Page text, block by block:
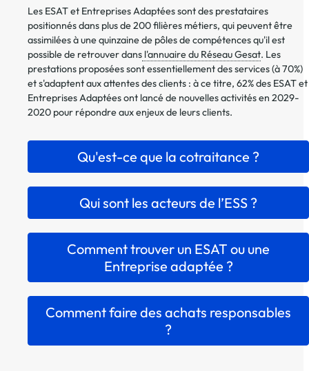
Les ESAT et Entreprises Adaptées sont des prestataires
positionnés dans plus de 200 filières métiers, qui peuvent être
assimilées à une quinzaine de pôles de compétences qu'il est
possible de retrouver dans l'annuaire du Réseau Gesat. Les
prestations proposées sont essentiellement des services (à 70%)
et s'adaptent aux attentes des clients : à ce titre, 62% des ESAT et
Entreprises Adaptées ont lancé de nouvelles activités en 2029-
2020 pour répondre aux enjeux de leurs clients.
Qu'est-ce que la cotraitance ?
Qui sont les acteurs de l’ESS ?
Comment trouver un ESAT ou une
Entreprise adaptée ?
Comment faire des achats responsables
?